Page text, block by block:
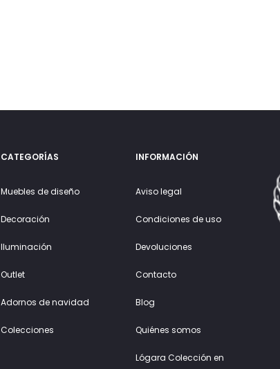
CATEGORÍAS
Muebles de diseño
Decoración
Iluminación
Outlet
Adornos de navidad
Colecciones
INFORMACIÓN
Aviso legal
Condiciones de uso
Devoluciones
Contacto
Blog
Quiénes somos
Lógara Colección en